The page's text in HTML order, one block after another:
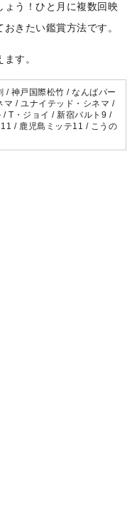
ょう！ひと月に複数回映
きたい鑑賞方法です。
す。
/ 神戸国際松竹 / なんばパー
マ / ユナイテッド・シネマ /
T・ジョイ / 新宿バルト9 /
/ 鹿児島ミッテ11 / こうの